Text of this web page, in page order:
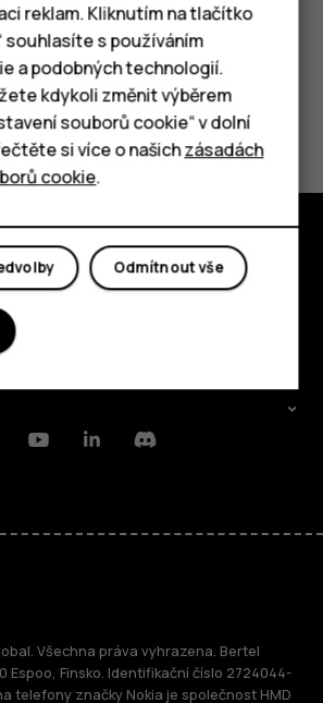
telefony
YoutubeLinkedinDiscord
Všechna práva vyhrazena. Bertel
Espoo, Finsko. Identifikační číslo 2724044-
telefony značky Nokia je společnost HMD
reklam. Kliknutím na tlačítko
souhlasíte s používáním
a podobných technologií.
kdykoli změnit výběrem
souborů cookie“ v dolní
si více o našichzásadách
cookie.
Odmítnout vše